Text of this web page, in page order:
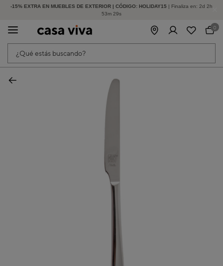
-15% EXTRA EN MUEBLES DE EXTERIOR | CÓDIGO: HOLIDAY15 | Finaliza en: 2d 2h
53m 29s
HASTA -60% DE DESCUENTO | SEGUNDAS REBAJAS
¿Qué estás buscando?
0